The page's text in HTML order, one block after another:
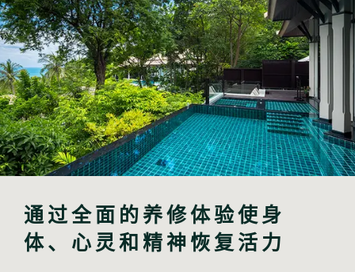
通过全面的养修体验使身
体、心灵和精神恢复活力